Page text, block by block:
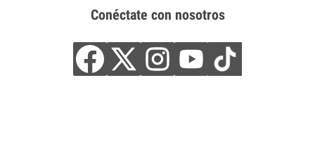
Conéctate con nosotros